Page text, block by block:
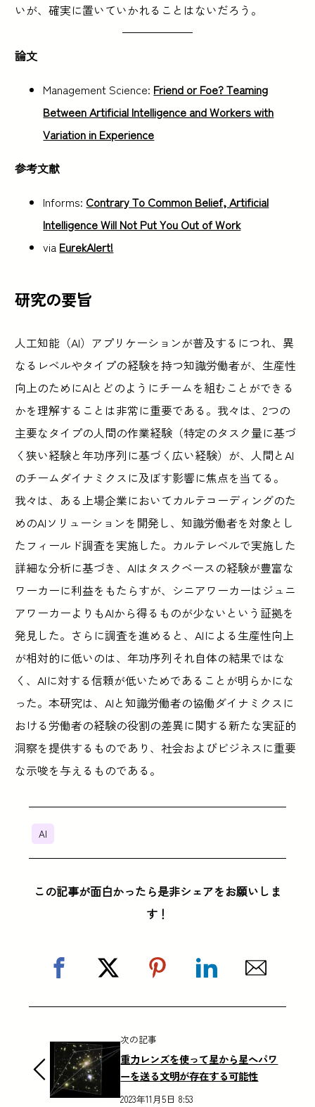
いが、確実に置いていかれることはないだろう。
論文
Management Science: Friend or Foe? Teaming
Between Artificial Intelligence and Workers with
Variation in Experience
参考文献
Informs: Contrary To Common Belief, Artificial
Intelligence Will Not Put You Out of Work
via EurekAlert!
研究の要旨
人工知能（AI）アプリケーションが普及するにつれ、異
なるレベルやタイプの経験を持つ知識労働者が、生産性
向上のためにAIとどのようにチームを組むことができる
かを理解することは非常に重要である。我々は、2つの
主要なタイプの人間の作業経験（特定のタスク量に基づ
く狭い経験と年功序列に基づく広い経験）が、人間とAI
のチームダイナミクスに及ぼす影響に焦点を当てる。
我々は、ある上場企業においてカルテコーディングのた
めのAIソリューションを開発し、知識労働者を対象とし
たフィールド調査を実施した。カルテレベルで実施した
詳細な分析に基づき、AIはタスクベースの経験が豊富な
ワーカーに利益をもたらすが、シニアワーカーはジュニ
アワーカーよりもAIから得るものが少ないという証拠を
発見した。さらに調査を進めると、AIによる生産性向上
が相対的に低いのは、年功序列それ自体の結果ではな
く、AIに対する信頼が低いためであることが明らかにな
った。本研究は、AIと知識労働者の協働ダイナミクスに
おける労働者の経験の役割の差異に関する新たな実証的
洞察を提供するものであり、社会およびビジネスに重要
な示唆を与えるものである。
AI
この記事が面白かったら是非シェアをお願いしま
す！
次の記事
重力レンズを使って星から星へパワ
ーを送る文明が存在する可能性
2023年11月5日 8:53